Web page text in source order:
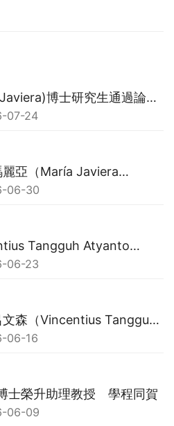
博士研究生通過論文
07-24
麗亞（María Javiera
）博士學位論文口試公告
06-30
Tangguh Atyanto
通過論文口試 !
06-23
文森（Vincentius Tangguh
博士學位論文口試公告
06-16
士榮升助理教授 學程同賀
06-09